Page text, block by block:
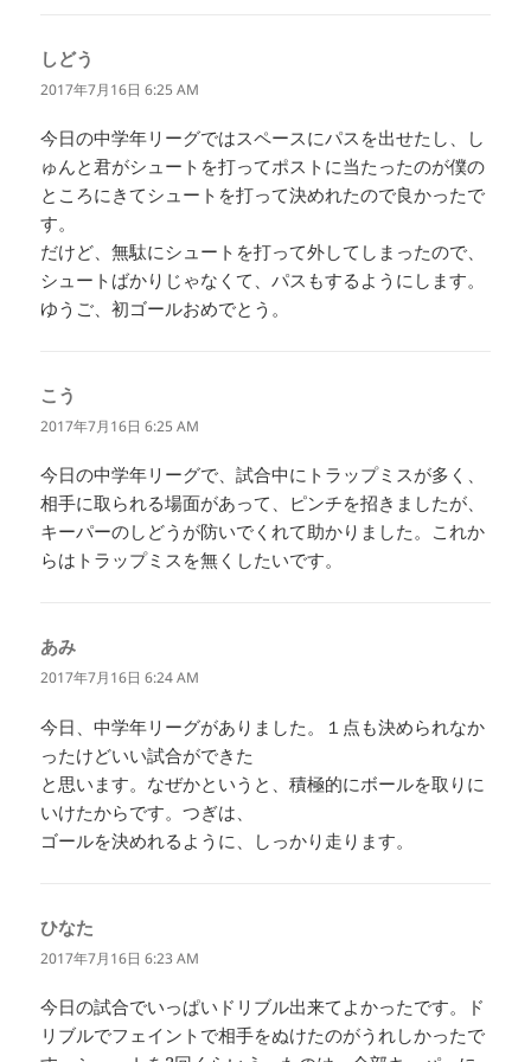
しどう
り:
2017年7月16日 6:25 AM
今日の中学年リーグではスペースにパスを出せたし、し
ゅんと君がシュートを打ってポストに当たったのが僕の
ところにきてシュートを打って決めれたので良かったで
す。
だけど、無駄にシュートを打って外してしまったので、
シュートばかりじゃなくて、パスもするようにします。
ゆうご、初ゴールおめでとう。
こう
り:
2017年7月16日 6:25 AM
今日の中学年リーグで、試合中にトラップミスが多く、
相手に取られる場面があって、ピンチを招きましたが、
キーパーのしどうが防いでくれて助かりました。これか
らはトラップミスを無くしたいです。
あみ
り:
2017年7月16日 6:24 AM
今日、中学年リーグがありました。１点も決められなか
ったけどいい試合ができた
と思います。なぜかというと、積極的にボールを取りに
いけたからです。つぎは、
ゴールを決めれるように、しっかり走ります。
ひなた
り:
2017年7月16日 6:23 AM
今日の試合でいっぱいドリブル出来てよかったです。ド
リブルでフェイントで相手をぬけたのがうれしかったで